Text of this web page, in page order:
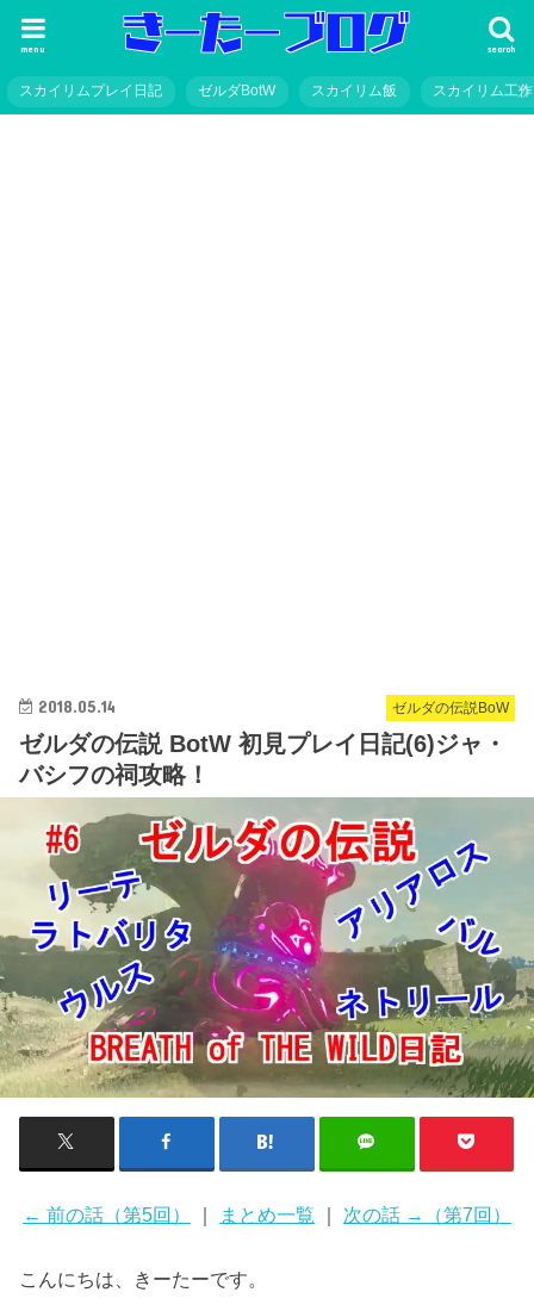
search
menu
スカイリムプレイ日記 ゼルダBotW スカイリム飯 スカイリム工作
ゼルダの伝説BoW
2018.05.14
ゼルダの伝説 BotW 初見プレイ日記(6)ジャ・
バシフの祠攻略！
← 前の話（第5回） ｜ まとめ一覧 ｜ 次の話 →（第7回）
こんにちは、きーたーです。